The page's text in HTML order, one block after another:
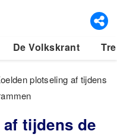
De Volkskrant
plotseling af tijdens
tijdens de